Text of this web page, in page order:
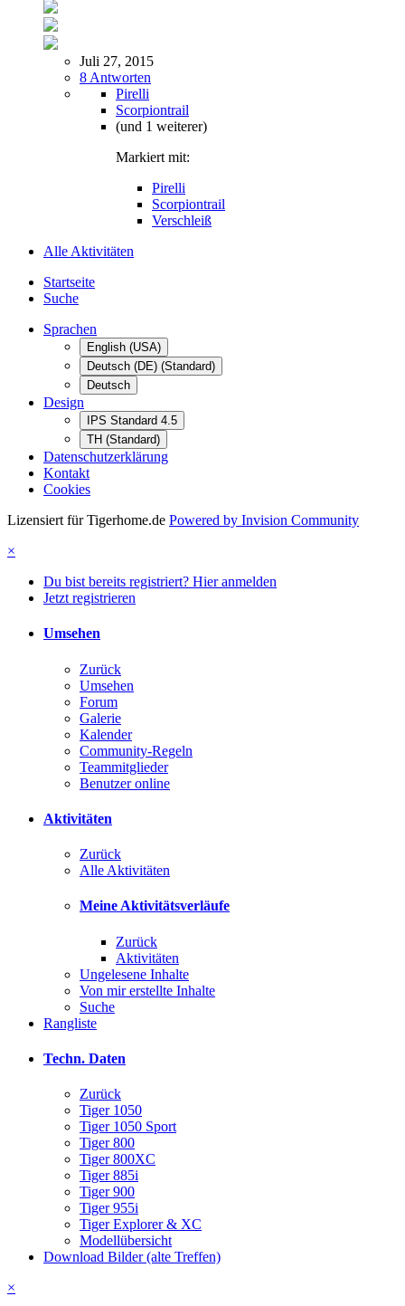
Juli 27, 2015
8 Antworten
Pirelli
Scorpiontrail
(und 1 weiterer)
Markiert mit:
Pirelli
Scorpiontrail
Verschleiß
Alle Aktivitäten
Startseite
Suche
Sprachen
English (USA)
Deutsch (DE) (Standard)
Deutsch
Design
IPS Standard 4.5
TH (Standard)
Datenschutzerklärung
Kontakt
Cookies
Lizensiert für Tigerhome.de Powered by Invision Community
×
Du bist bereits registriert? Hier anmelden
Jetzt registrieren
Umsehen
Zurück
Umsehen
Forum
Galerie
Kalender
Community-Regeln
Teammitglieder
Benutzer online
Aktivitäten
Zurück
Alle Aktivitäten
Meine Aktivitätsverläufe
Zurück
Aktivitäten
Ungelesene Inhalte
Von mir erstellte Inhalte
Suche
Rangliste
Techn. Daten
Zurück
Tiger 1050
Tiger 1050 Sport
Tiger 800
Tiger 800XC
Tiger 885i
Tiger 900
Tiger 955i
Tiger Explorer & XC
Modellübersicht
Download Bilder (alte Treffen)
×